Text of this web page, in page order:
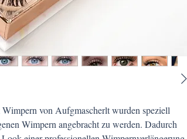
von Aufgmascherlt wurden speziell
Wimpern angebracht zu werden. Dadurch